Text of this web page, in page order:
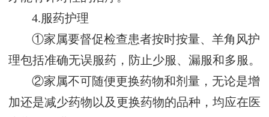
4.服药护理
①家属要督促检查患者按时按量、羊角风护
理包括准确无误服药，防止少服、漏服和多服。
②家属不可随便更换药物和剂量，无论是增
加还是减少药物以及更换药物的品种，均应在医